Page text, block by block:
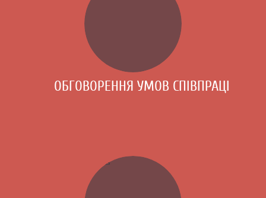
ОБГОВОРЕННЯ УМОВ СПІВПРАЦІ